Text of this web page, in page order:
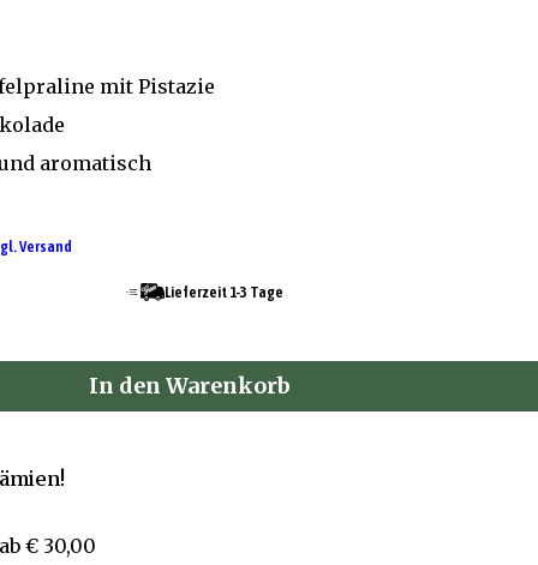
mit Pistazie
aromatisch
Versand
Lieferzeit 1-3 Tage
In den Warenkorb
ab € 30,00